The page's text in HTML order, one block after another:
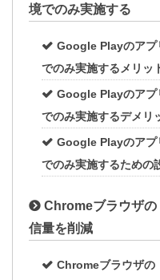
境でのみ実施する
Google Playのアプ
でのみ実施するメリッ
Google Playのアプ
でのみ実施するデメリ
Google Playのアプ
でのみ実施するための
Chromeブラウザの
信量を削減
Chromeブラウザの